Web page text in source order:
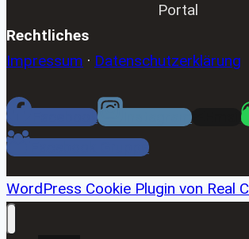
Portal
Rechtliches
Impressum · Datenschutzerklärung
Facebook Instagram
Facebook Gruppe
WordPress Cookie Plugin von Real